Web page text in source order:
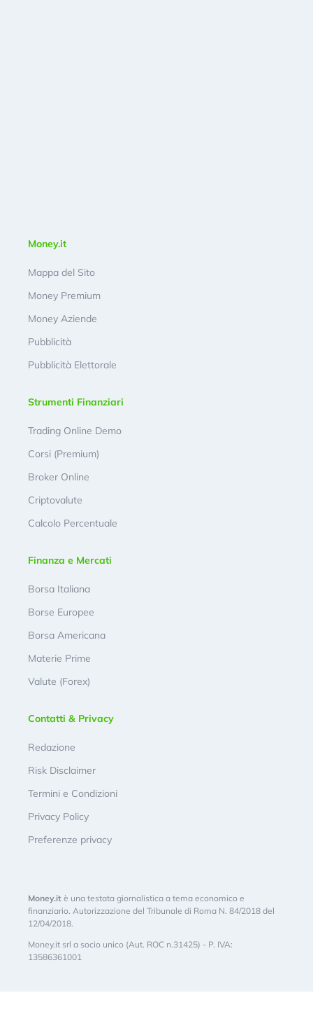
Money.it
Mappa del Sito
Money Premium
Money Aziende
Pubblicità
Pubblicità Elettorale
Strumenti Finanziari
Trading Online Demo
Corsi (Premium)
Broker Online
Criptovalute
Calcolo Percentuale
Finanza e Mercati
Borsa Italiana
Borse Europee
Borsa Americana
Materie Prime
Valute (Forex)
Contatti & Privacy
Redazione
Risk Disclaimer
Termini e Condizioni
Privacy Policy
Preferenze privacy
Money.it è una testata giornalistica a tema economico e
finanziario. Autorizzazione del Tribunale di Roma N. 84/2018 del
12/04/2018.
Money.it srl a socio unico (Aut. ROC n.31425) - P. IVA:
13586361001